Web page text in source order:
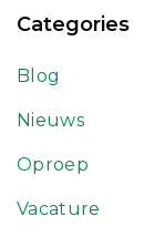
Categories
Blog
Nieuws
Oproep
Vacature